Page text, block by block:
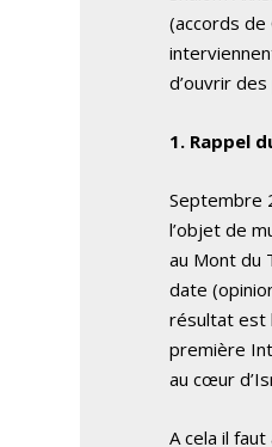
(accords de
d’ouvrir
1. Rappel
Septembre
l’objet de
au Mont du
date
résultat est
première
au cœur
A cela il